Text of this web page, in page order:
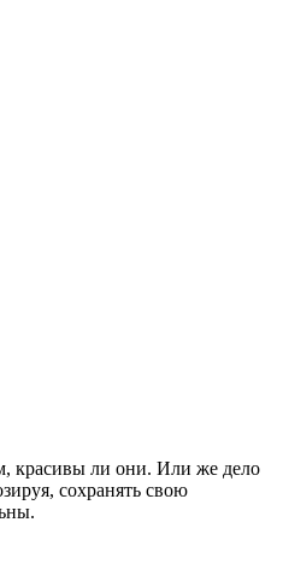
красивы ли они. Или же дело
сохранять свою